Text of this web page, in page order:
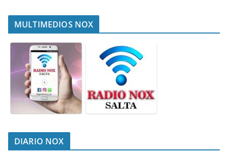
MULTIMEDIOS NOX
DIARIO NOX